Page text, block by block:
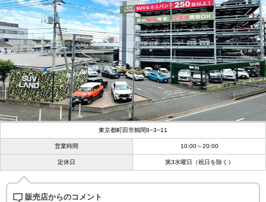
東京都町田市鶴間8−3−11
営業時間 10:00～20:00
定休日 第3水曜日（祝日を除く）
販売店からのコメント